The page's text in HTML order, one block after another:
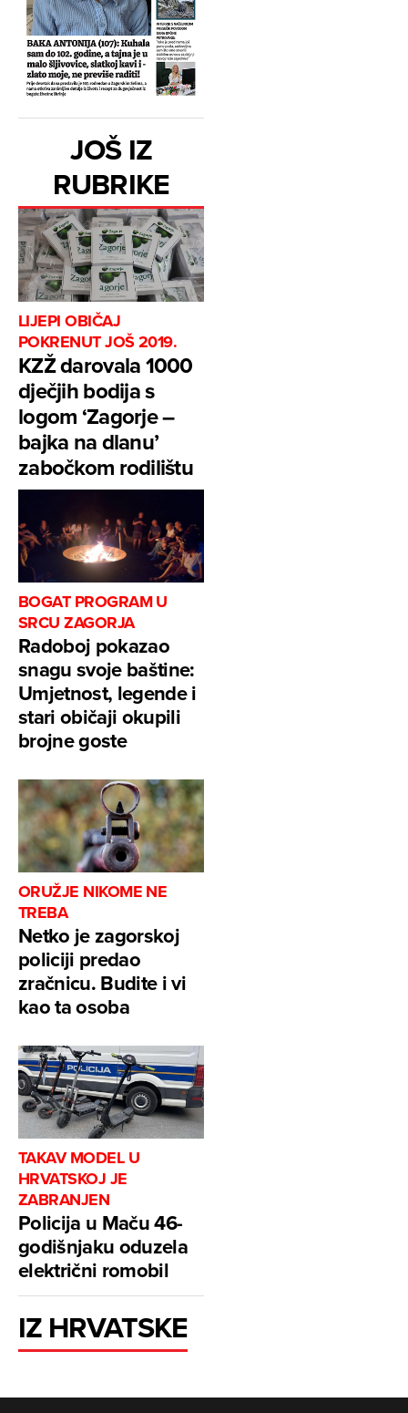
JOŠ IZ
RUBRIKE
LIJEPI OBIČAJ
POKRENUT JOŠ 2019.
KZŽ darovala 1000
dječjih bodija s
logom ‘Zagorje –
bajka na dlanu’
zabočkom rodilištu
BOGAT PROGRAM U
SRCU ZAGORJA
Radoboj pokazao
snagu svoje baštine:
Umjetnost, legende i
stari običaji okupili
brojne goste
ORUŽJE NIKOME NE
TREBA
Netko je zagorskoj
policiji predao
zračnicu. Budite i vi
kao ta osoba
TAKAV MODEL U
HRVATSKOJ JE
ZABRANJEN
Policija u Maču 46-
godišnjaku oduzela
električni romobil
IZ HRVATSKE